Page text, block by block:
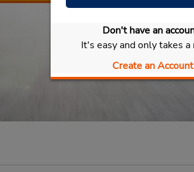
Seleccionar mi
Don't have an
It's easy and only takes
Create an Account